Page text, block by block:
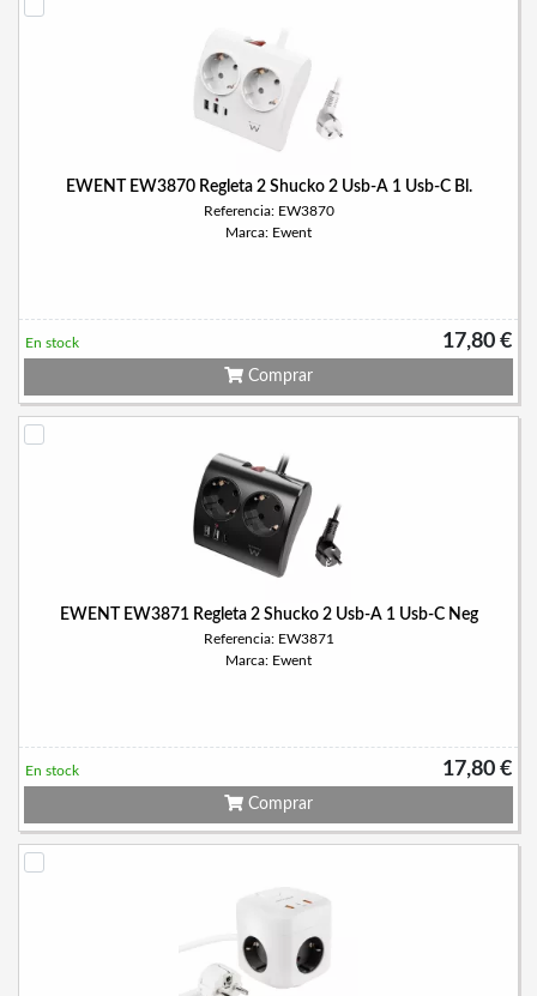
EWENT EW3870 Regleta 2 Shucko 2 Usb-A 1 Usb-C Bl.
Referencia: EW3870
Marca: Ewent
17,80 €
En stock
Comprar
EWENT EW3871 Regleta 2 Shucko 2 Usb-A 1 Usb-C Neg
Referencia: EW3871
Marca: Ewent
17,80 €
En stock
Comprar